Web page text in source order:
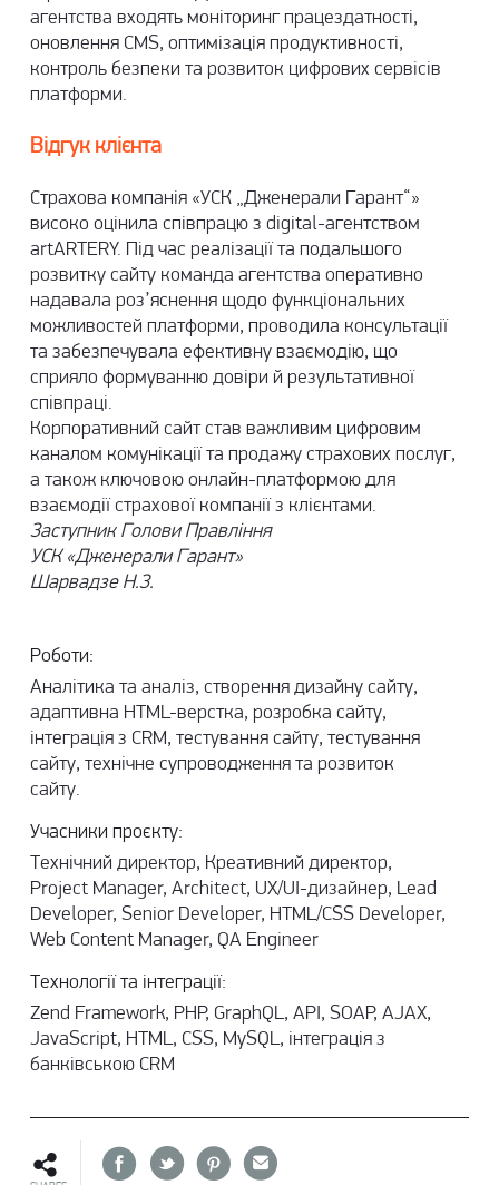
агентства входять моніторинг працездатності,
оновлення CMS, оптимізація продуктивності,
контроль безпеки та розвиток цифрових сервісів
платформи.
Відгук клієнта
Страхова компанія «УСК „Дженерали Гарант“»
високо оцінила співпрацю з digital-агентством
artARTERY. Під час реалізації та подальшого
розвитку сайту команда агентства оперативно
надавала роз’яснення щодо функціональних
можливостей платформи, проводила консультації
та забезпечувала ефективну взаємодію, що
сприяло формуванню довіри й результативної
співпраці.
Корпоративний сайт став важливим цифровим
каналом комунікації та продажу страхових послуг,
а також ключовою онлайн-платформою для
взаємодії страхової компанії з клієнтами.
Заступник Голови Правління
УСК «Дженерали Гарант»
Шарвадзе Н.З.
Роботи:
Аналітика та аналіз, створення дизайну сайту,
адаптивна HTML-верстка, розробка сайту,
інтеграція з CRM, тестування сайту, тестування
сайту, технічне супроводження та розвиток
сайту.
Учасники проєкту:
Технічний директор, Креативний директор,
Project Manager, Architect, UX/UI-дизайнер, Lead
Developer, Senior Developer, HTML/CSS Developer,
Web Content Manager, QA Engineer
Технології та інтеграції:
Zend Framework, PHP, GraphQL, API, SOAP, AJAX,
JavaScript, HTML, CSS, MySQL, інтеграція з
банківською CRM